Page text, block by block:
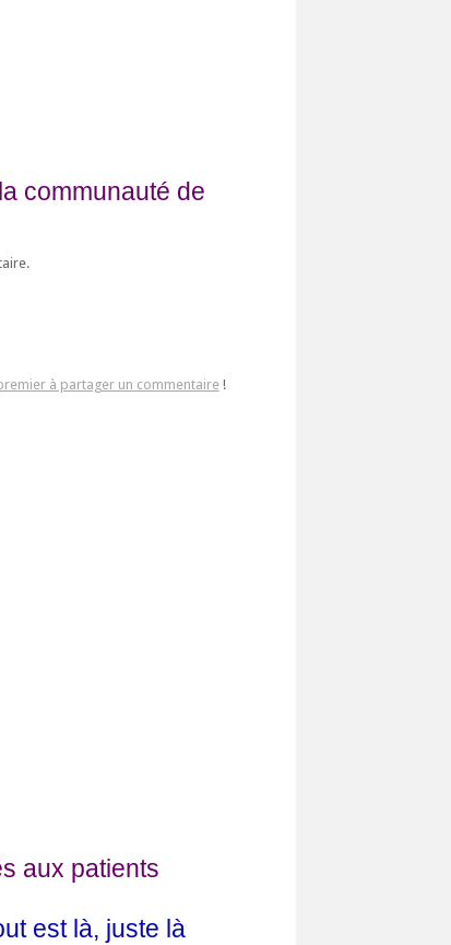
communauté de
à partager un commentaire!
aux patients
est là, juste là